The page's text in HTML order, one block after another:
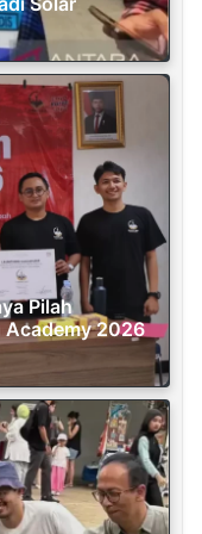
Pilah
Academy 2026